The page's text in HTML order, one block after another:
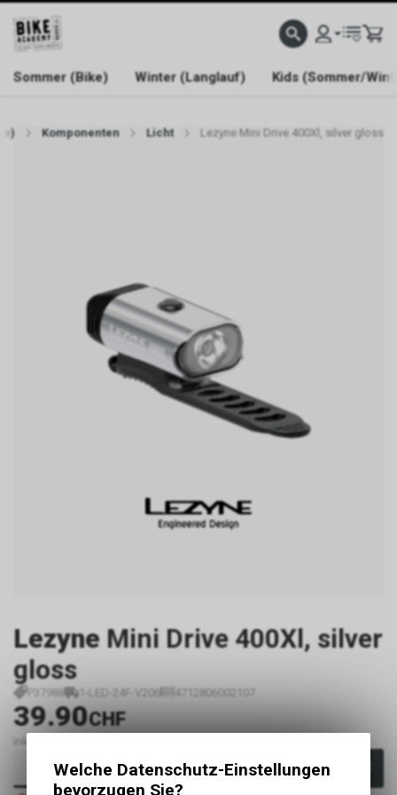
WELCOME TO BIKE ACADEMY
Sommer (Bike) Winter (Langlauf) Kids (Sommer/
Komponenten Licht Lezyne Mini Drive 400Xl, silver gloss
Lezyne Mini Drive 400Xl, silver
gloss
P37988 1-LED-24F-V206 4712806002107
39.90CHF
inkl. MwSt., zzgl. Versandkosten
In den Warenkorb
Welche Datenschutz-Einstellungen
bevorzugen Sie?